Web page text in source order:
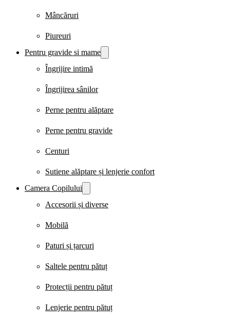
Mâncăruri
Piureuri
Pentru gravide si mame
Îngrijire intimă
Îngrijirea sânilor
Perne pentru alăptare
Perne pentru gravide
Centuri
Sutiene alăptare și lenjerie confort
Camera Copilului
Accesorii și diverse
Mobilă
Paturi și țarcuri
Saltele pentru pătuț
Protecții pentru pătuț
Lenjerie pentru pătuț